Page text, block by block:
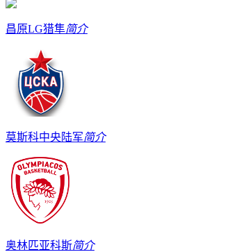
昌原LG猎隼简介
莫斯科中央陆军简介
奥林匹亚科斯简介